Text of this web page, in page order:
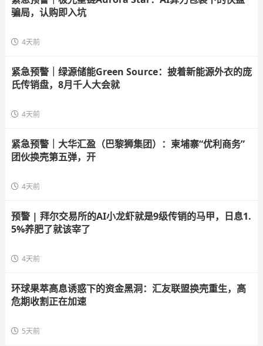
骗局，认购即入坑
4天前
紧急预警｜绿源储能Green Source：披着新能源外衣的庞
氏传销盘，8月千人大会就
4天前
紧急预警｜大华汇盈（巴黎狮集团）：柬埔寨“优利商务”
团伙换壳第五弹，开
4天前
预警 | 拜尔交易所的AI小龙虾就是9级传销的马甲，日息1.
5%养肥了就该宰了
4天前
环球果萃高息诱惑下的资金黑洞：汇友联盟换壳重生，高
危期收割正在加速
5天前